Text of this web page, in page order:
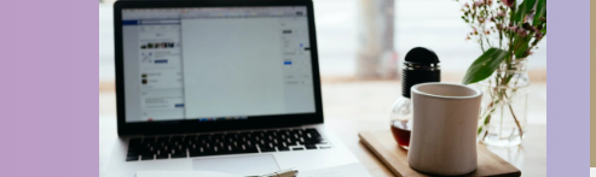
女兒節、七夕等)，學員能夠更加認識日本文化與
時事，讓學習與實際情境不脫節，加深學習的興
趣。 目標- 在良好的學習環境下，輕鬆快樂地學習
日語。各課內容除搭配練習題來加深句型應用外，
也會透過讀物、會話練習、遊戲等多樣化的方式，
讓學習者在最短的時間內將新學到的內容應用於